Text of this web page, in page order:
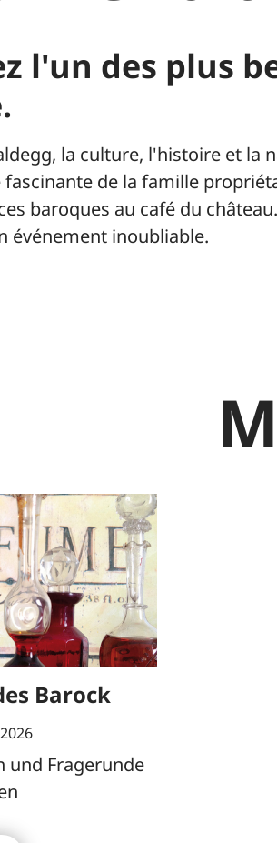
Liens
Littérature
l'un des plus
la culture, l'histoire et la
fascinante de la famille
baroques au café du
événement inoubliable.
Barock
und Fragerunde